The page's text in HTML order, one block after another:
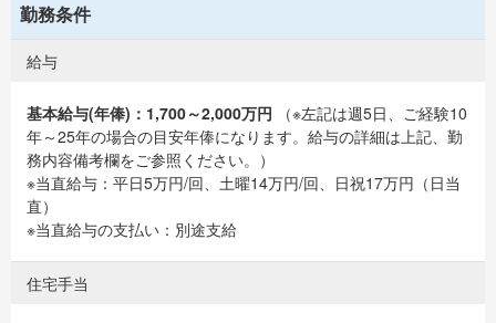
勤務条件
給与
基本給与(年俸)：1,700～2,000万円 （※左記は週5日、ご経験10
年～25年の場合の目安年俸になります。給与の詳細は上記、勤
務内容備考欄をご参照ください。）
※当直給与：平日5万円/回、土曜14万円/回、日祝17万円（日当
直）
※当直給与の支払い：別途支給
住宅手当